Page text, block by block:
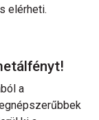
elérheti.
a